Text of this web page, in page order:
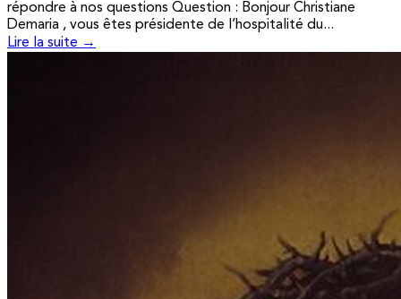
répondre à nos questions Question : Bonjour Christiane
Demaria , vous êtes présidente de l’hospitalité du...
Lire la suite →